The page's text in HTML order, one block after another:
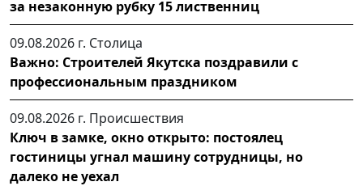
за незаконную рубку 15 лиственниц
09.08.2026 г. Столица
Важно: Строителей Якутска поздравили с
профессиональным праздником
09.08.2026 г. Происшествия
Ключ в замке, окно открыто: постоялец
гостиницы угнал машину сотрудницы, но
далеко не уехал